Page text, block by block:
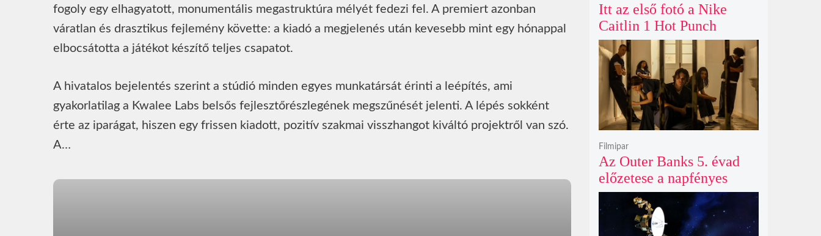
fogoly egy elhagyatott, monumentális megastruktúra mélyét fedezi fel. A premiert azonban
váratlan és drasztikus fejlemény követte: a kiadó a megjelenés után kevesebb mint egy hónappal
elbocsátotta a játékot készítő teljes csapatot.
A hivatalos bejelentés szerint a stúdió minden egyes munkatársát érinti a leépítés, ami
gyakorlatilag a Kwalee Labs belsős fejlesztőrészlegének megszűnését jelenti. A lépés sokként
érte az iparágat, hiszen egy frissen kiadott, pozitív szakmai visszhangot kiváltó projektről van szó.
A…
Itt az első fotó a Nike
Caitlin 1 Hot Punch
cipőjéről brutálisan ütős
színben
Az Outer Banks 5. évad
előzetese a napfényes
kalandok helyett
kíméletlen
bosszúhadjáratot ígér
Filmipar